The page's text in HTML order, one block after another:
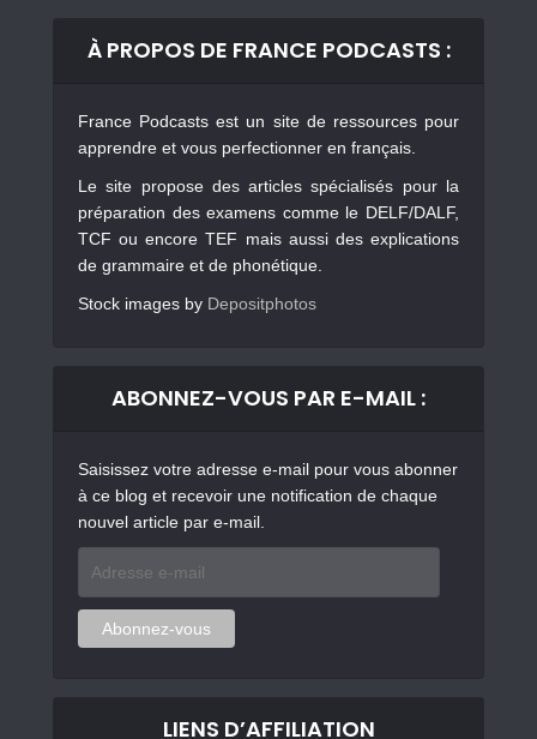
À PROPOS DE FRANCE PODCASTS :
France Podcasts est un site de ressources pour
apprendre et vous perfectionner en français.
Le site propose des articles spécialisés pour la
préparation des examens comme le DELF/DALF,
TCF ou encore TEF mais aussi des explications
de grammaire et de phonétique.
Stock images by Depositphotos
ABONNEZ-VOUS PAR E-MAIL :
Saisissez votre adresse e-mail pour vous abonner
à ce blog et recevoir une notification de chaque
nouvel article par e-mail.
mail
Abonnez-vous
LIENS D’AFFILIATION